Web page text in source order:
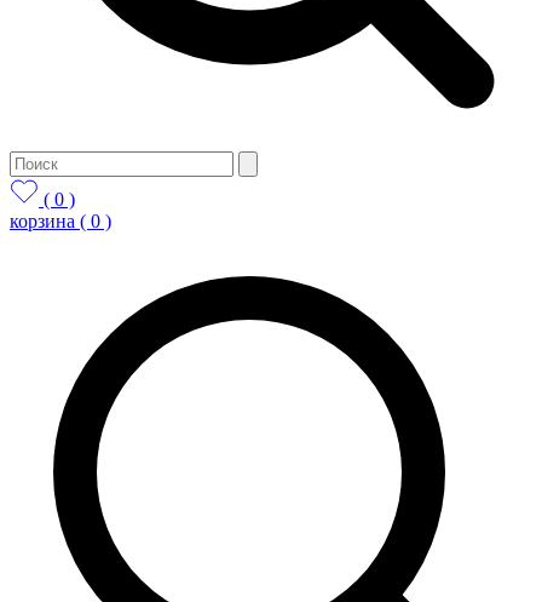
( 0 )
корзина ( 0 )